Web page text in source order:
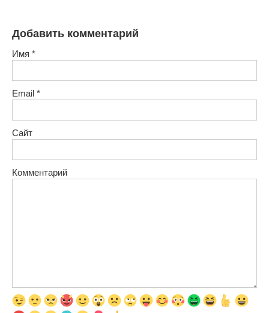
Добавить комментарий
Имя *
Email *
Сайт
Комментарий